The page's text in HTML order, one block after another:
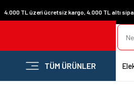
4.000 TL üzeri ücretsiz kargo, 4.000 TL altı
TÜM ÜRÜNLER